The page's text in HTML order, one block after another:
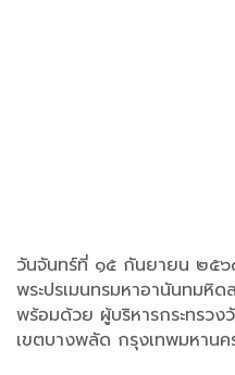
วันจันทร์ที่ ๑๕ กันยายน ๒๕๖
พระปรเมนทรมหาอานันทมหิ
พร้อมด้วย ผู้บริหารกระทรวง
เขตบางพลัด กรุงเทพมหานค